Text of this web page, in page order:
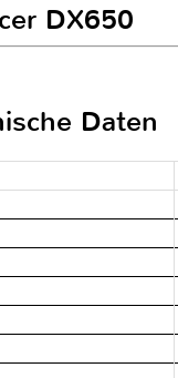
DX650
Daten